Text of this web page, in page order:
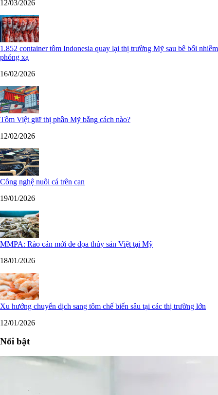
12/03/2026
1.852 container tôm Indonesia quay lại thị trường Mỹ sau bê bối nhiễm
phóng xạ
16/02/2026
Tôm Việt giữ thị phần Mỹ bằng cách nào?
12/02/2026
Công nghệ nuôi cá trên cạn
19/01/2026
MMPA: Rào cản mới đe dọa thủy sản Việt tại Mỹ
18/01/2026
Xu hướng chuyển dịch sang tôm chế biến sâu tại các thị trường lớn
12/01/2026
Nổi bật